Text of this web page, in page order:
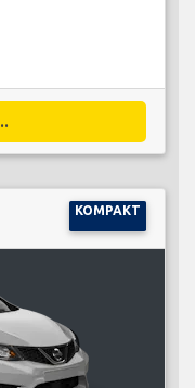
KOMPAKT